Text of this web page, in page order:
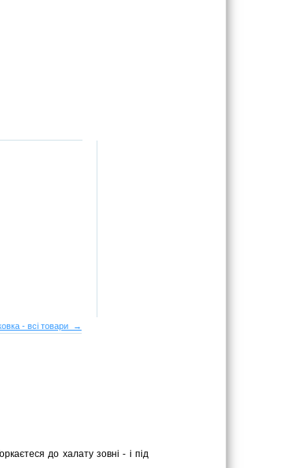
- всі товари →
до халату зовні - і під